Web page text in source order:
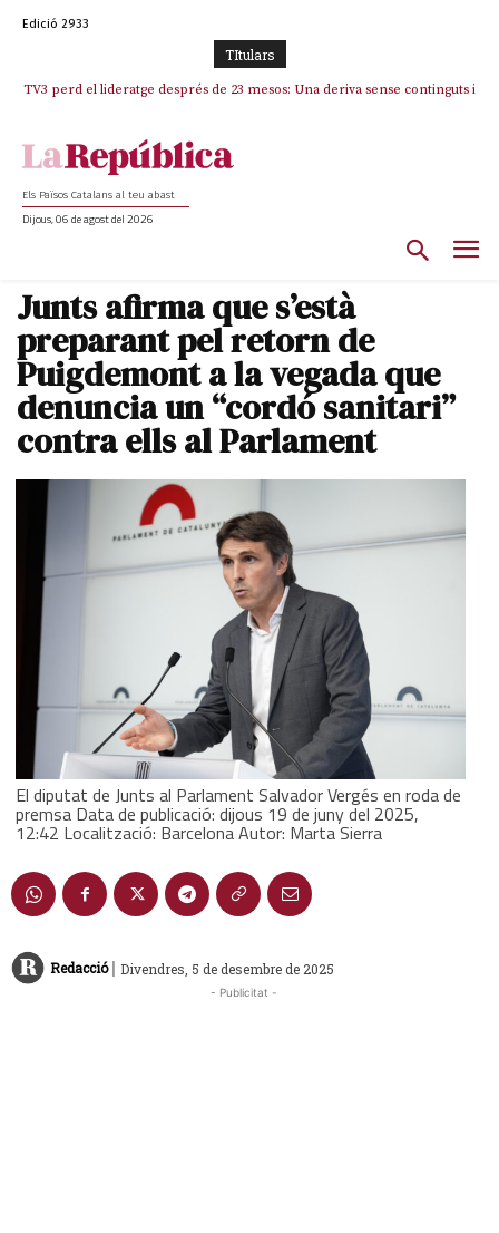
Edició 2933
TItulars
TV3 perd el lideratge després de 23 mesos: Una deriva sense continguts i
Indignació i denúncia contundent per un nou atac als drets lingüístics i a
Els Països Catalans al teu abast
Dijous, 06 de agost del 2026
Junts afirma que s’està
preparant pel retorn de
Puigdemont a la vegada que
denuncia un “cordó sanitari”
contra ells al Parlament
El diputat de Junts al Parlament Salvador Vergés en roda de
premsa Data de publicació: dijous 19 de juny del 2025,
12:42 Localització: Barcelona Autor: Marta Sierra
Redacció | Divendres, 5 de desembre de 2025
- Publicitat -